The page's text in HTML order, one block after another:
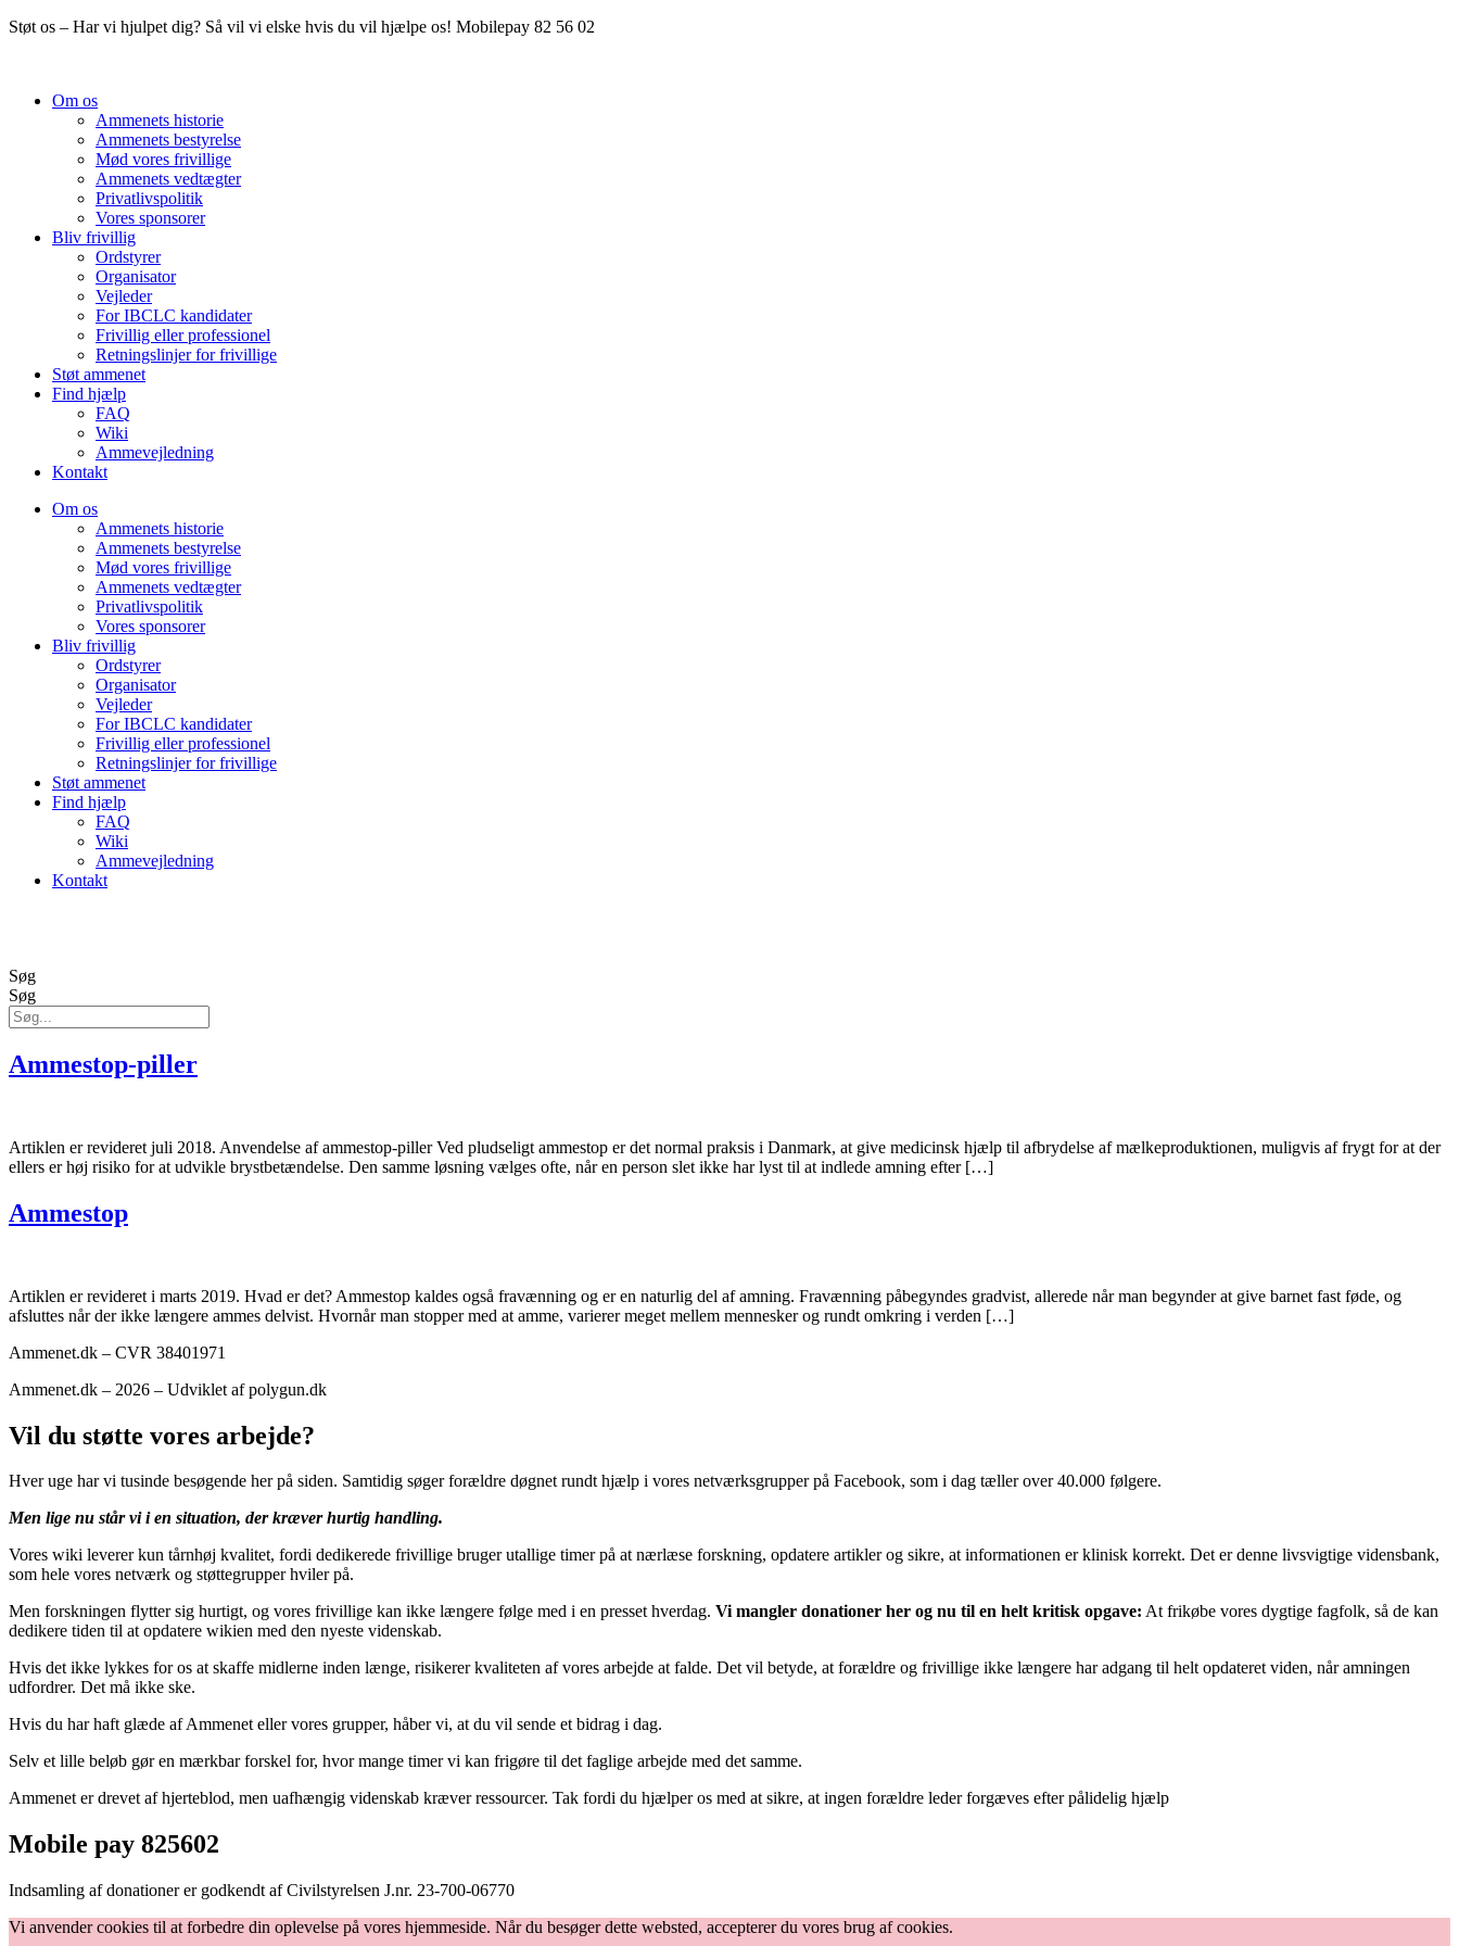
Videre
Støt os – Har vi hjulpet dig? Så vil vi elske hvis du vil hjælpe os! Mobilepay 82 56 02
Om os
Ammenets historie
Ammenets bestyrelse
Mød vores frivillige
Ammenets vedtægter
Privatlivspolitik
Vores sponsorer
Bliv frivillig
Ordstyrer
Organisator
Vejleder
For IBCLC kandidater
Frivillig eller professionel
Retningslinjer for frivillige
Støt ammenet
Find hjælp
FAQ
Wiki
Ammevejledning
Kontakt
Om os
Ammenets historie
Ammenets bestyrelse
Mød vores frivillige
Ammenets vedtægter
Privatlivspolitik
Vores sponsorer
Bliv frivillig
Ordstyrer
Organisator
Vejleder
For IBCLC kandidater
Frivillig eller professionel
Retningslinjer for frivillige
Støt ammenet
Find hjælp
FAQ
Wiki
Ammevejledning
Kontakt
Søg
Søg
Ammestop-piller
Artiklen er revideret juli 2018. Anvendelse af ammestop-piller Ved pludseligt ammestop er det normal praksis i Danmark, at give medicinsk hjælp til afbrydelse af mælkeproduktionen, muligvis af frygt for at der
ellers er høj risiko for at udvikle brystbetændelse. Den samme løsning vælges ofte, når en person slet ikke har lyst til at indlede amning efter […]
Ammestop
Artiklen er revideret i marts 2019. Hvad er det? Ammestop kaldes også fravænning og er en naturlig del af amning. Fravænning påbegyndes gradvist, allerede når man begynder at give barnet fast føde, og
afsluttes når der ikke længere ammes delvist. Hvornår man stopper med at amme, varierer meget mellem mennesker og rundt omkring i verden […]
Ammenet.dk – CVR 38401971
Ammenet.dk – 2026 – Udviklet af polygun.dk
Vil du støtte vores arbejde?
Hver uge har vi tusinde besøgende her på siden. Samtidig søger forældre døgnet rundt hjælp i vores netværksgrupper på Facebook, som i dag tæller over 40.000 følgere.
Men lige nu står vi i en situation, der kræver hurtig handling.
Vores wiki leverer kun tårnhøj kvalitet, fordi dedikerede frivillige bruger utallige timer på at nærlæse forskning, opdatere artikler og sikre, at informationen er klinisk korrekt. Det er denne livsvigtige vidensbank,
som hele vores netværk og støttegrupper hviler på.
Men forskningen flytter sig hurtigt, og vores frivillige kan ikke længere følge med i en presset hverdag. Vi mangler donationer her og nu til en helt kritisk opgave: At frikøbe vores dygtige fagfolk, så de kan
dedikere tiden til at opdatere wikien med den nyeste videnskab.
Hvis det ikke lykkes for os at skaffe midlerne inden længe, risikerer kvaliteten af vores arbejde at falde. Det vil betyde, at forældre og frivillige ikke længere har adgang til helt opdateret viden, når amningen
udfordrer. Det må ikke ske.
Hvis du har haft glæde af Ammenet eller vores grupper, håber vi, at du vil sende et bidrag i dag.
Selv et lille beløb gør en mærkbar forskel for, hvor mange timer vi kan frigøre til det faglige arbejde med det samme.
Ammenet er drevet af hjerteblod, men uafhængig videnskab kræver ressourcer. Tak fordi du hjælper os med at sikre, at ingen forældre leder forgæves efter pålidelig hjælp
Mobile pay 825602
Indsamling af donationer er godkendt af Civilstyrelsen J.nr. 23-700-06770
Vi anvender cookies til at forbedre din oplevelse på vores hjemmeside. Når du besøger dette websted, accepterer du vores brug af cookies.